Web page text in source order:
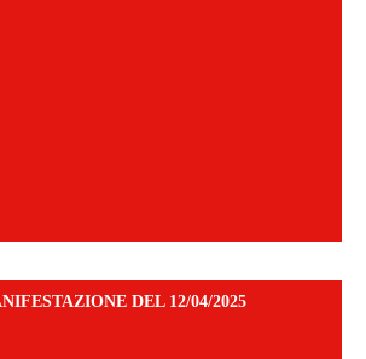
DEL 12/04/2025